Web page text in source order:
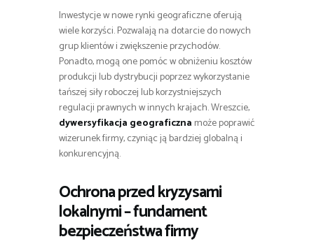
Inwestycje w nowe rynki geograficzne oferują
wiele korzyści. Pozwalają na dotarcie do nowych
grup klientów i zwiększenie przychodów.
Ponadto, mogą one pomóc w obniżeniu kosztów
produkcji lub dystrybucji poprzez wykorzystanie
tańszej siły roboczej lub korzystniejszych
regulacji prawnych w innych krajach. Wreszcie,
dywersyfikacja geograficzna może poprawić
wizerunek firmy, czyniąc ją bardziej globalną i
konkurencyjną.
Ochrona przed kryzysami
lokalnymi – fundament
bezpieczeństwa firmy